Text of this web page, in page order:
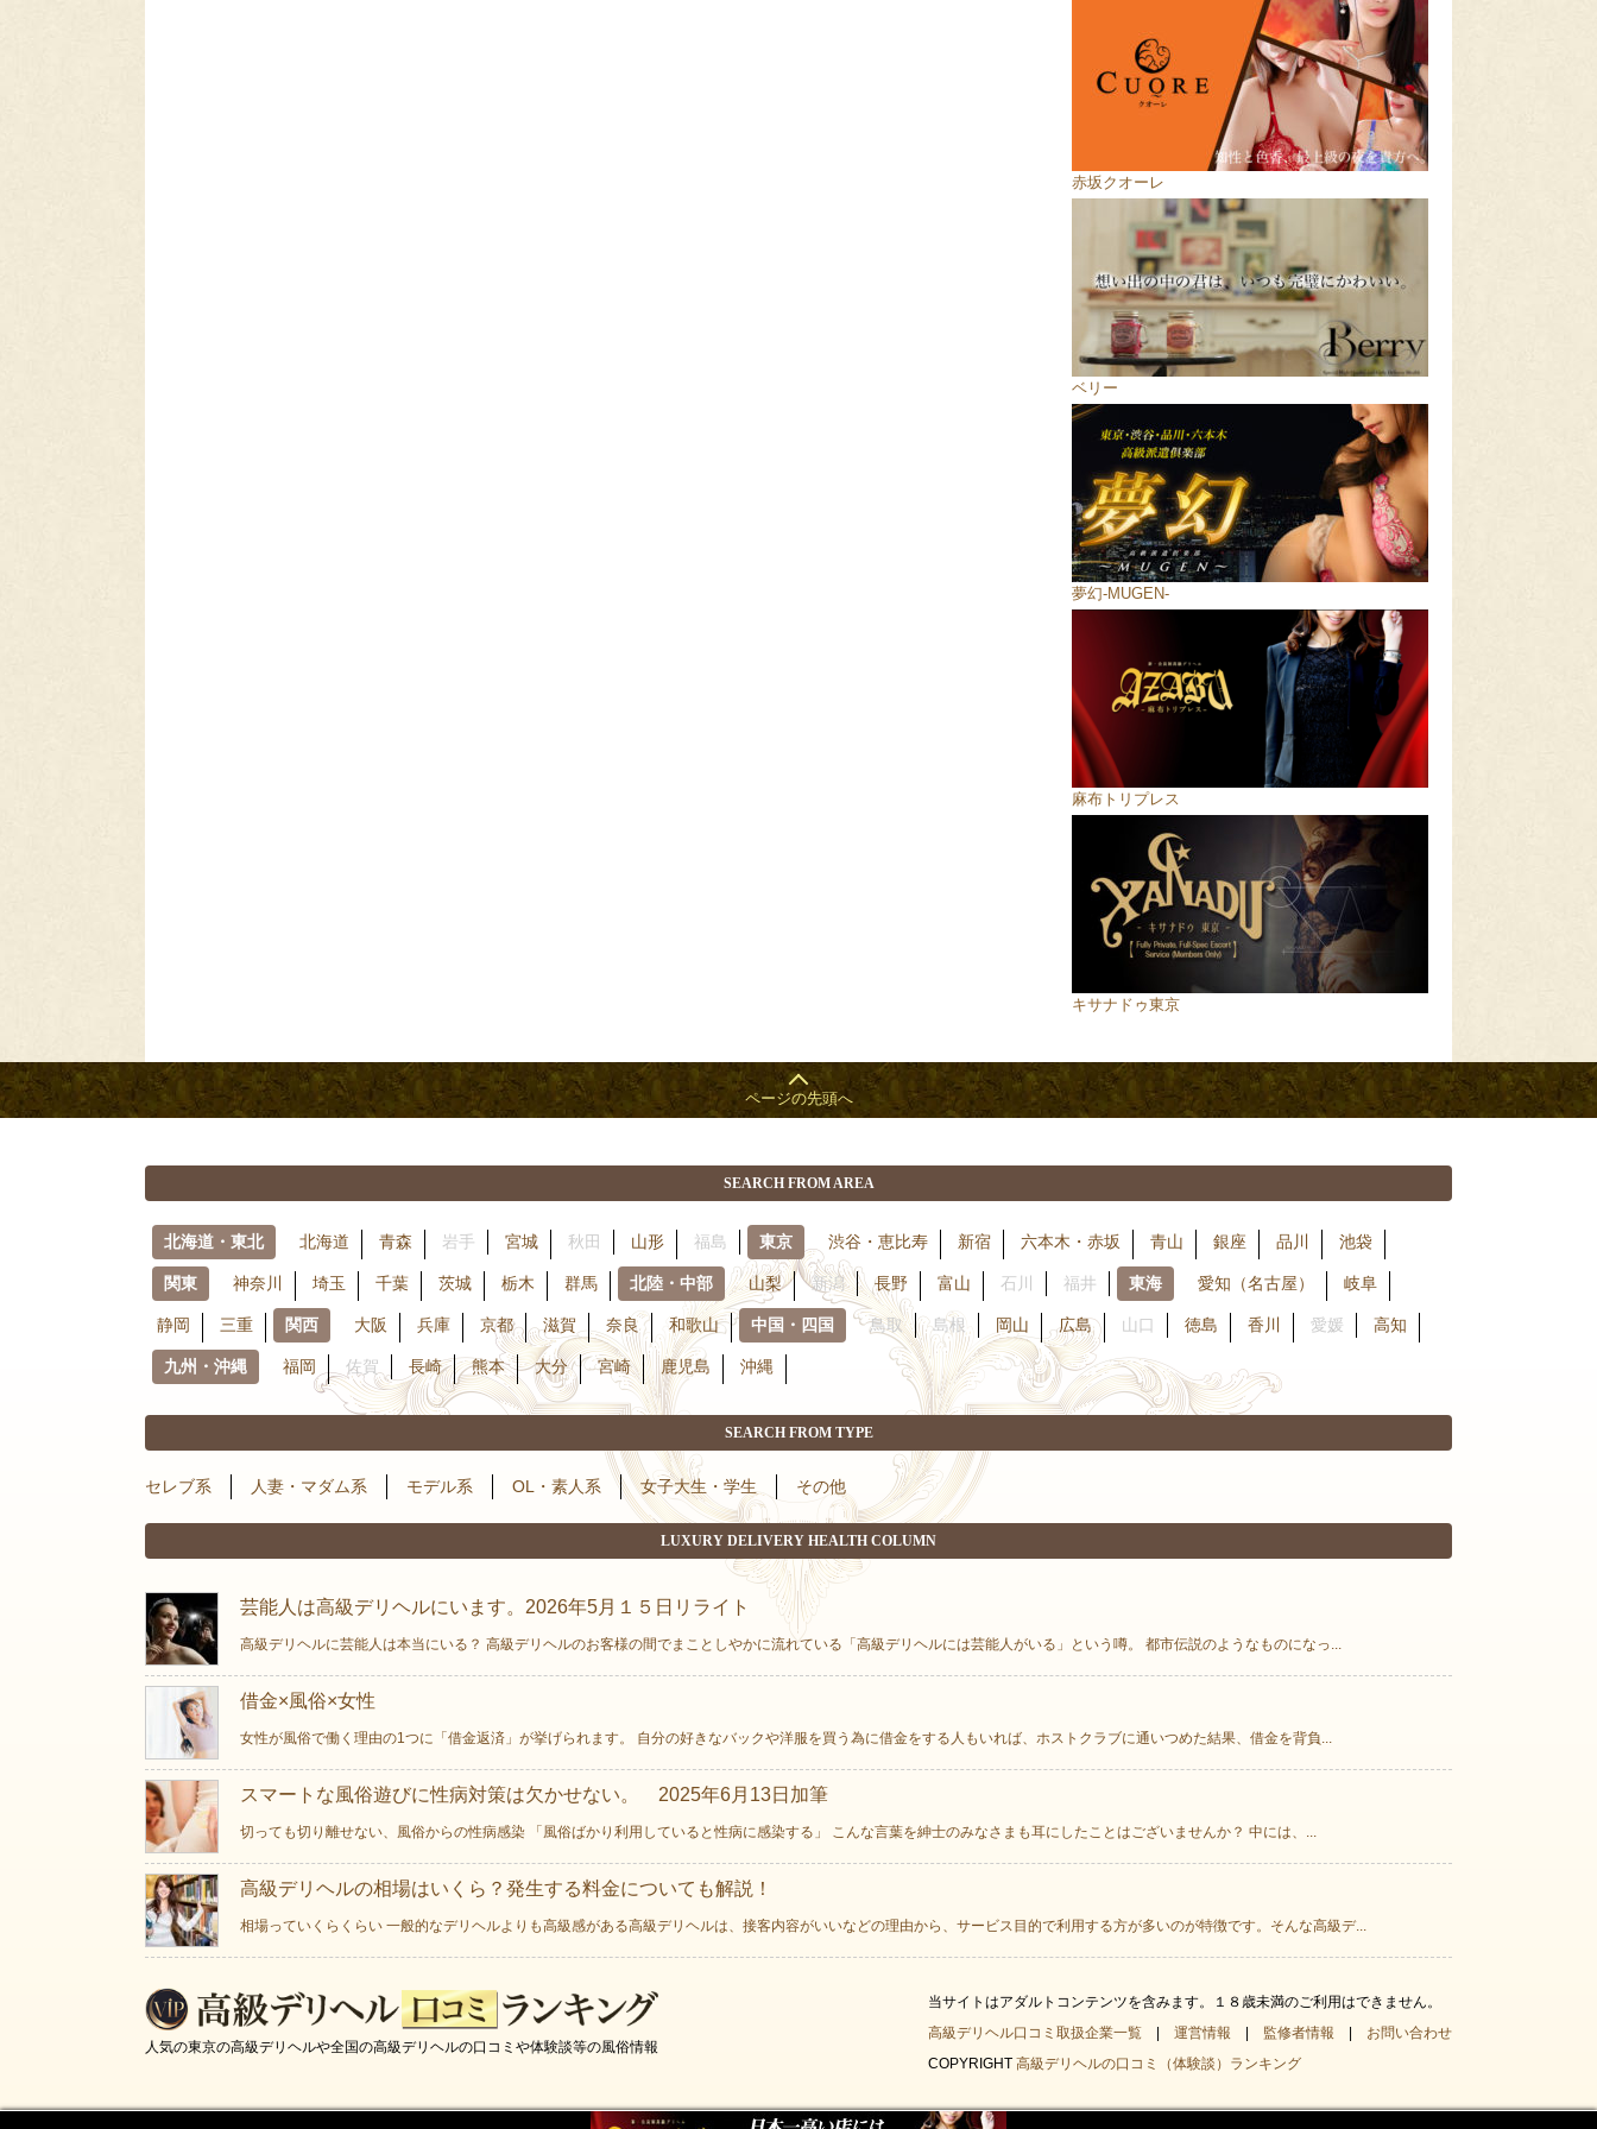
赤坂クオーレ
ベリー
夢幻-MUGEN-
麻布トリプレス
キサナドゥ東京
SEARCH FROM AREA
北海道・東北 北海道 青森 岩手 宮城 秋田 山形 福島 東京 渋谷・恵比寿 新宿 六本木・赤坂 青山 銀座 品川 池袋
関東 神奈川 埼玉 千葉 茨城 栃木 群馬 北陸・中部 山梨 新潟 長野 富山 石川 福井 東海 愛知（名古屋） 岐阜
静岡 三重 関西 大阪 兵庫 京都 滋賀 奈良 和歌山 中国・四国 鳥取 島根 岡山 広島 山口 徳島 香川 愛媛 高知
九州・沖縄 福岡 佐賀 長崎 熊本 大分 宮崎 鹿児島 沖縄
SEARCH FROM TYPE
セレブ系 人妻・マダム系 モデル系 OL・素人系 女子大生・学生 その他
LUXURY DELIVERY HEALTH COLUMN
芸能人は高級デリヘルにいます。2026年5月１５日リライト
高級デリヘルに芸能人は本当にいる？ 高級デリヘルのお客様の間でまことしやかに流れている「高級デリヘルには芸能人がいる」という噂。 都市伝説のようなものになっ...
借金×風俗×女性
女性が風俗で働く理由の1つに「借金返済」が挙げられます。 自分の好きなバックや洋服を買う為に借金をする人もいれば、ホストクラブに通いつめた結果、借金を背負...
スマートな風俗遊びに性病対策は欠かせない。 2025年6月13日加筆
切っても切り離せない、風俗からの性病感染 「風俗ばかり利用していると性病に感染する」 こんな言葉を紳士のみなさまも耳にしたことはございませんか？ 中には、...
高級デリヘルの相場はいくら？発生する料金についても解説！
相場っていくらくらい 一般的なデリヘルよりも高級感がある高級デリヘルは、接客内容がいいなどの理由から、サービス目的で利用する方が多いのが特徴です。そんな高級デ...
人気の東京の高級デリヘルや全国の高級デリヘルの口コミや体験談等の風俗情報
当サイトはアダルトコンテンツを含みます。１８歳未満のご利用はできません。
高級デリヘル口コミ取扱企業一覧 | 運営情報 | 監修者情報 | お問い合わせ
COPYRIGHT 高級デリヘルの口コミ（体験談）ランキング